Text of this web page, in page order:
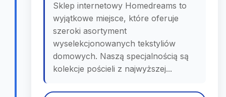
Sklep internetowy Homedreams to
wyjątkowe miejsce, które oferuje
szeroki asortyment
wyselekcjonowanych tekstyliów
domowych. Naszą specjalnością są
kolekcje pościeli z najwyższej...